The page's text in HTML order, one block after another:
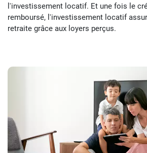
l'investissement locatif. Et une fois le
remboursé, l'investissement locatif
retraite grâce aux loyers perçus.